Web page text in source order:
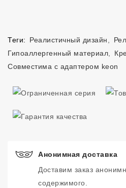
Теги: Реалистичный дизайн
Гипоаллергенный материал
Совместима с адаптером keon
Анонимная доставка
Доставим заказ
содержимого.